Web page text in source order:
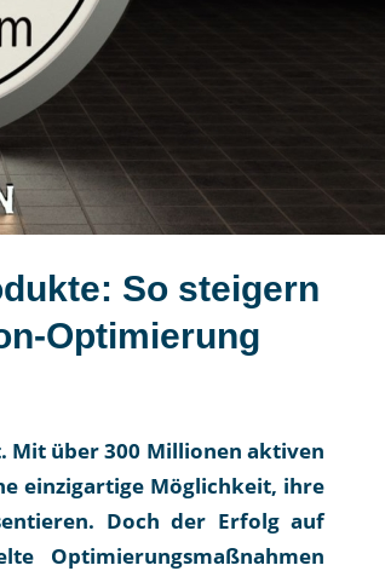
So steigern
Optimierung
Mit über 300 Millionen aktiven
einzigartige Möglichkeit, ihre
Doch der Erfolg auf
Optimierungsmaßnahmen